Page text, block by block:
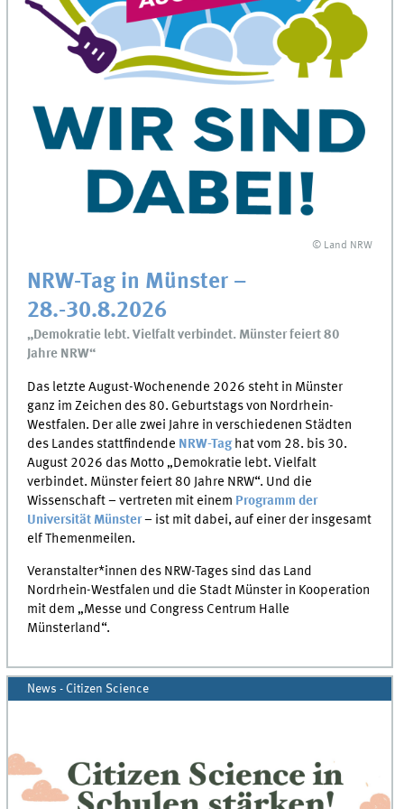
© Land NRW
NRW-Tag in Münster –
28.-30.8.2026
„Demokratie lebt. Vielfalt verbindet. Münster feiert 80
Jahre NRW“
Das letzte August-Wochenende 2026 steht in Münster
ganz im Zeichen des 80. Geburtstags von Nordrhein-
Westfalen. Der alle zwei Jahre in verschiedenen Städten
des Landes stattfindende NRW-Taghat vom 28. bis 30.
August 2026 das Motto „Demokratie lebt. Vielfalt
verbindet. Münster feiert 80 Jahre NRW“. Und die
Wissenschaft – vertreten mit einem Programm der
Universität Münster– ist mit dabei, auf einer der insgesamt
elf Themenmeilen.
Veranstalter*innen des NRW-Tages sind das Land
Nordrhein-Westfalen und die Stadt Münster in Kooperation
mit dem „Messe und Congress Centrum Halle
Münsterland“.
News - Citizen Science